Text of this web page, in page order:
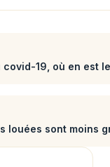
19, où en est
louées sont moins